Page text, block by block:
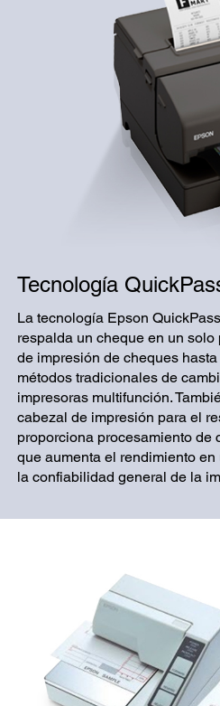
Tecnología
La tecnología Epson
respalda un cheque en un
de impresión de cheques
métodos tradicionales de
impresoras multifunción.
cabezal de impresión para el
proporciona procesamiento de
que aumenta el rendimiento
la confiabilidad general de la